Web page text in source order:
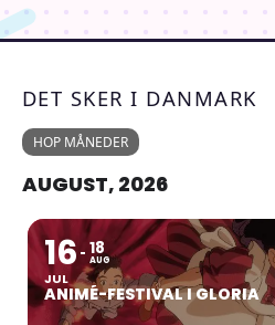
DET SKER I DANMARK
HOP MÅNEDER
AUGUST, 2026
16
JUL
18
AUG
ANIMÉ-FESTIVAL I GLORIA